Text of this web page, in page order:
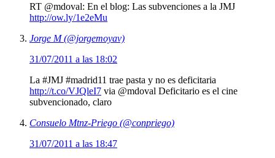
RT @mdoval: En el blog: Las subvenciones a la JMJ
http://ow.ly/1e2eMu
Jorge M (@jorgemoyav)
31/07/2011 a las 18:02
La #JMJ #madrid11 trae pasta y no es deficitaria
http://t.co/VJQleI7 via @mdoval Deficitario es el cine
subvencionado, claro
Consuelo Mtnz-Priego (@conpriego)
31/07/2011 a las 18:47